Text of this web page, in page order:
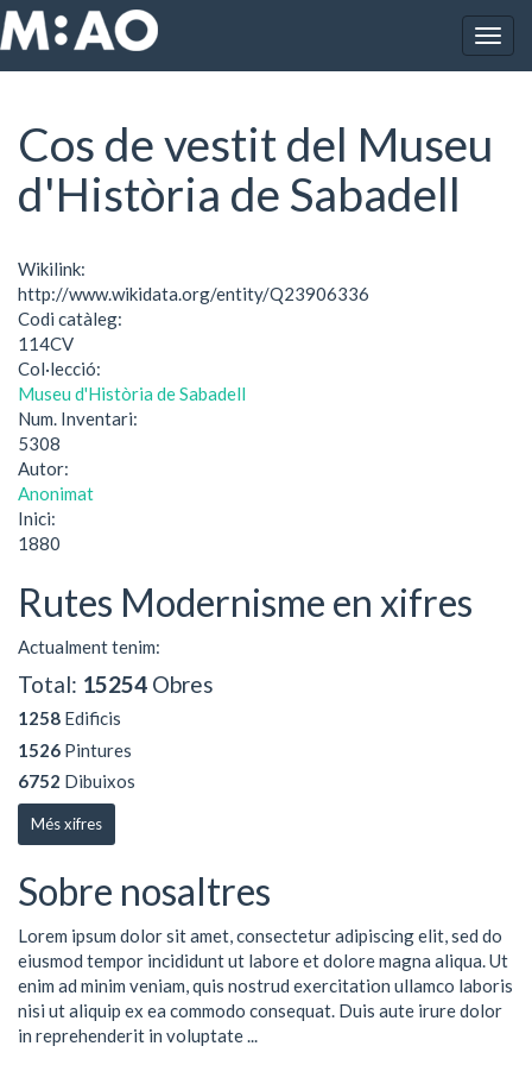
Vés al contingut
Inici Cos de vestit del Museu d'Història de Sabadell
Cos de vestit del Museu
d'Història de Sabadell
Wikilink:
http://www.wikidata.org/entity/Q23906336
Codi catàleg:
114CV
Col·lecció:
Museu d'Història de Sabadell
Num. Inventari:
5308
Autor:
Anonimat
Inici:
1880
Rutes Modernisme en xifres
Actualment tenim:
Total: 15254 Obres
1258 Edificis
1526 Pintures
6752 Dibuixos
Més xifres
Sobre nosaltres
Lorem ipsum dolor sit amet, consectetur adipiscing elit, sed do
eiusmod tempor incididunt ut labore et dolore magna aliqua. Ut
enim ad minim veniam, quis nostrud exercitation ullamco laboris
nisi ut aliquip ex ea commodo consequat. Duis aute irure dolor
in reprehenderit in voluptate ...